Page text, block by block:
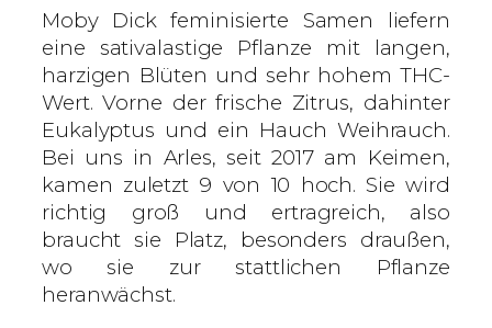
i
n
i
s
i
e
r
t
e
S
a
Moby Dick feminisierte Samen liefern
eine sativalastige Pflanze mit langen,
harzigen Blüten und sehr hohem THC-
Wert. Vorne der frische Zitrus, dahinter
Eukalyptus und ein Hauch Weihrauch.
Bei uns in Arles, seit 2017 am Keimen,
kamen zuletzt 9 von 10 hoch. Sie wird
richtig groß und ertragreich, also
braucht sie Platz, besonders draußen,
wo sie zur stattlichen Pflanze
heranwächst.